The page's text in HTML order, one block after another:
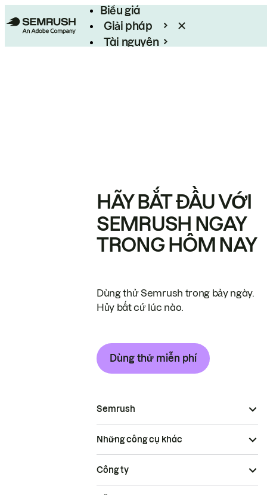
Biểu giá
Giải pháp
Tài nguyên
HÃY BẮT ĐẦU VỚI
SEMRUSH NGAY
TRONG HÔM NAY
Dùng thử Semrush trong bảy ngày.
Hủy bất cứ lúc nào.
Dùng thử miễn phí
Semrush
Những công cụ khác
Công ty